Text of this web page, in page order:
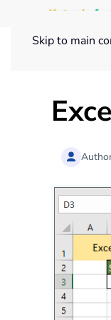
Skip to main
Kutools for